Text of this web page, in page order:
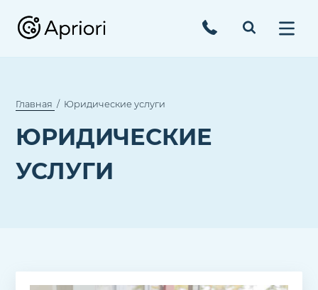
Главная Юридические услуги
ЮРИДИЧЕСКИЕ
УСЛУГИ